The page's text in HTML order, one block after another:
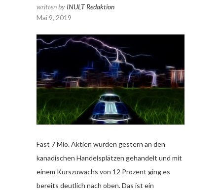
written by INULT Redaktion
Mai 9, 2019
Fast 7 Mio. Aktien wurden gestern an den
kanadischen Handelsplätzen gehandelt und mit
einem Kurszuwachs von 12 Prozent ging es
bereits deutlich nach oben. Das ist ein